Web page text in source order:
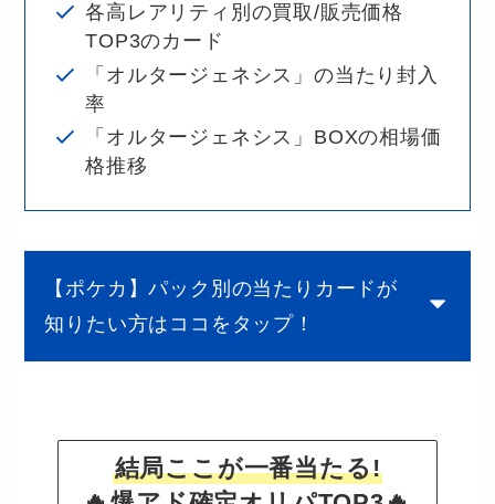
各高レアリティ別の買取/販売価格
TOP3のカード
「オルタージェネシス」の当たり封入
率
「オルタージェネシス」BOXの相場価
格推移
【ポケカ】パック別の当たりカードが
知りたい方はココをタップ！
結局ここが一番当たる!